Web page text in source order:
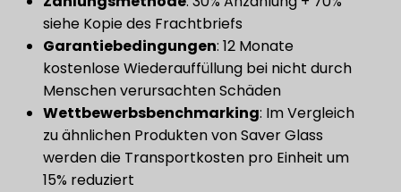
siehe Kopie des Frachtbriefs
Garantiebedingungen​: 12 Monate
kostenlose Wiederauffüllung bei nicht durch
Menschen verursachten Schäden
Wettbewerbsbenchmarking​: Im Vergleich
zu ähnlichen Produkten von Saver Glass
werden die Transportkosten pro Einheit um
15% reduziert